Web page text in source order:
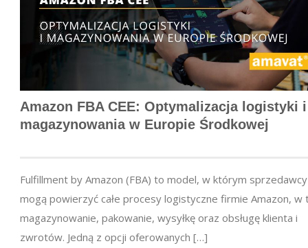
Amazon FBA CEE: Optymalizacja logistyki i
magazynowania w Europie Środkowej
Fulfillment by Amazon (FBA) to model, w którym sprzedawcy
mogą powierzyć całe procesy logistyczne firmie Amazon, w
magazynowanie, pakowanie, wysyłkę oraz obsługę klienta i
zwrotów. Jedną z opcji oferowanych […]